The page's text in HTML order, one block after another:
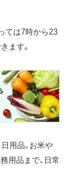
ては7時から23
ます。
用品、お米や
用品まで、日常